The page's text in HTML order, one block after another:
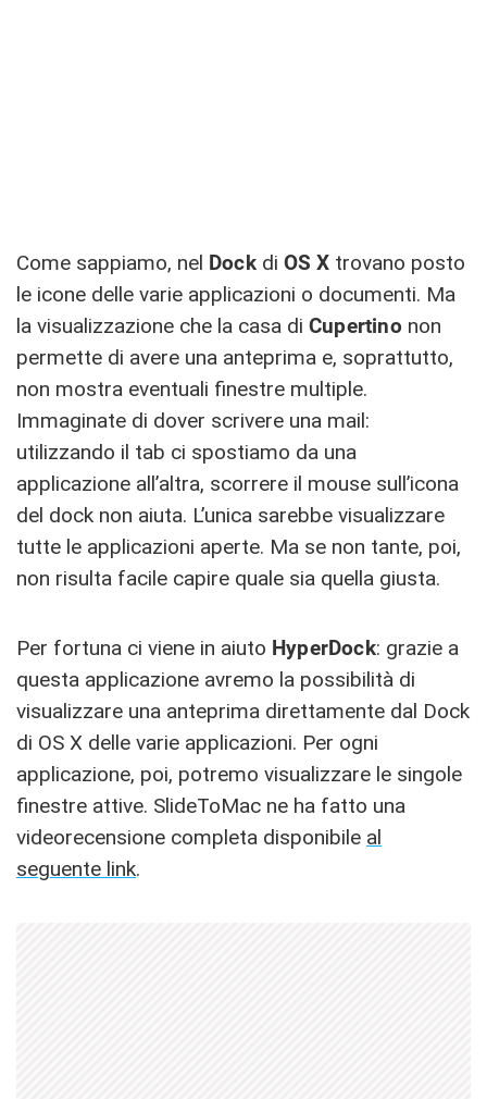
Come sappiamo, nel Dockdi OS X trovano posto
le icone delle varie applicazioni o documenti. Ma
la visualizzazione che la casa di Cupertino non
permette di avere una anteprima e, soprattutto,
non mostra eventuali finestre multiple.
Immaginate di dover scrivere una mail:
utilizzando il tab ci spostiamo da una
applicazione all’altra, scorrere il mouse sull’icona
del dock non aiuta. L’unica sarebbe visualizzare
tutte le applicazioni aperte. Ma se non tante, poi,
non risulta facile capire quale sia quella giusta.
Per fortuna ci viene in aiuto HyperDock: grazie a
questa applicazione avremo la possibilità di
visualizzare una anteprima direttamente dal Dock
di OS X delle varie applicazioni. Per ogni
applicazione, poi, potremo visualizzare le singole
finestre attive. SlideToMac ne ha fatto una
videorecensione completa disponibile al
seguente link.